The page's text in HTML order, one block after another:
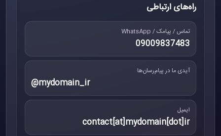
راه‌های ارتباطی
تماس / پیامک / WhatsApp
09009837483
آیدی ما در پیام‌رسان‌ها
@mydomain_ir
ایمیل
contact[at]mydomain[dot]ir